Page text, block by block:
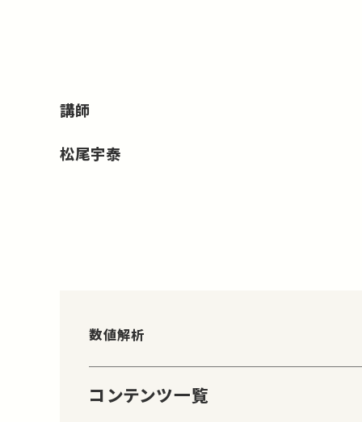
講師
松尾宇泰
数値解析
コンテンツ一覧